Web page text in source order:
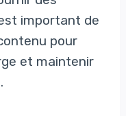
important de
pour
et maintenir